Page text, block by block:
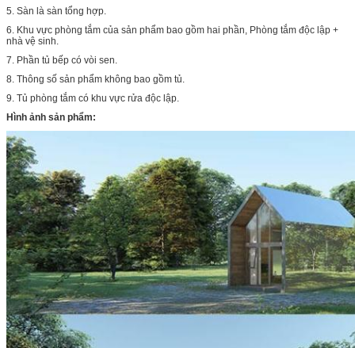
5. Sàn là sàn tổng hợp.
6. Khu vực phòng tắm của sản phẩm bao gồm hai phần, Phòng tắm độc lập +
nhà vệ sinh.
7. Phần tủ bếp có vòi sen.
8. Thông số sản phẩm không bao gồm tủ.
9. Tủ phòng tắm có khu vực rửa độc lập.
Hình ảnh sản phẩm: